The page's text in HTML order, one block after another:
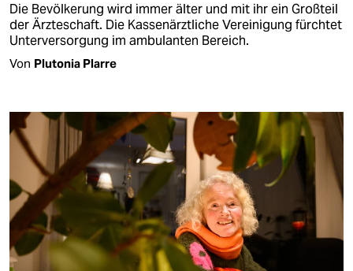
Die Bevölkerung wird immer älter und mit ihr ein Großteil
der Ärzteschaft. Die Kassenärztliche Vereinigung fürchtet
Unterversorgung im ambulanten Bereich.
Von Plutonia Plarre